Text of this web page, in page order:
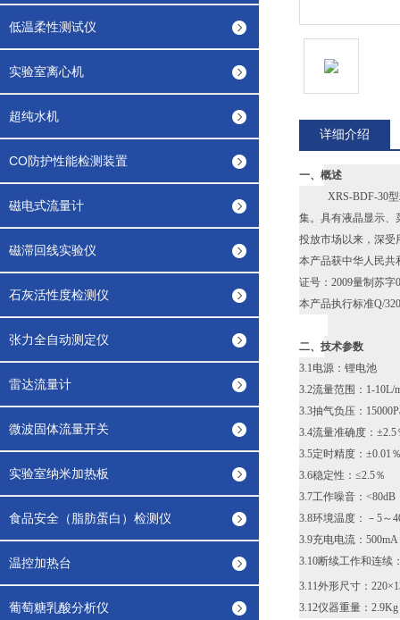
低温柔性测试仪
实验室离心机
超纯水机
CO防护性能检测装置
磁电式流量计
磁滞回线实验仪
石灰活性度检测仪
张力全自动测定仪
雷达流量计
微波固体流量开关
实验室纳米加热板
食品安全（脂肪蛋白）检测仪
温控加热台
葡萄糖乳酸分析仪
详细介绍
一、概述
XRS-BDF-30
集。具有液晶显示、
投放市场以来，深受
本产品获中华人民共
证号：2009量制苏字
本产品执行标准Q/
二、技术参数
3.1电源：锂电池
3.2流量范围：1-10L/
3.3抽气负压：
3.4流量准确度：±2.5
3.5定时精度：±0.01
3.6稳定性：≤2.5％
3.7工作噪音：<80dB
3.8环境温度：－5～
3.9充电电流：500mA
3.10断续工作和连续
3.11外形尺寸：
3.12仪器重量：2.9Kg